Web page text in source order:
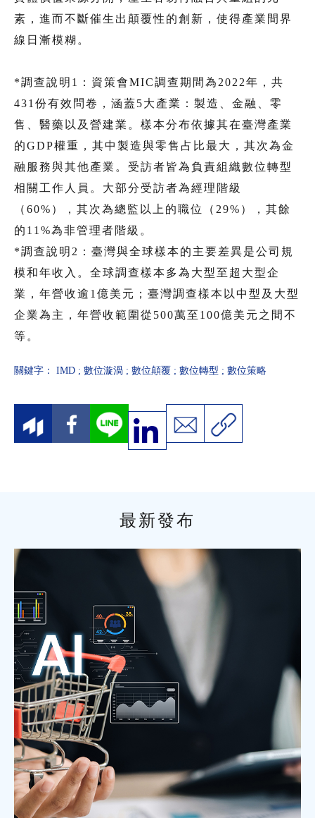
素，進而不斷催生出顛覆性的創新，使得產業間界
線日漸模糊。
*調查說明1：資策會MIC調查期間為2022年，共
431份有效問卷，涵蓋5大產業：製造、金融、零
售、醫藥以及營建業。樣本分布依據其在臺灣產業
的GDP權重，其中製造與零售占比最大，其次為金
融服務與其他產業。受訪者皆為負責組織數位轉型
相關工作人員。大部分受訪者為經理階級
（60%），其次為總監以上的職位（29%），其餘
的11%為非管理者階級。
*調查說明2：臺灣與全球樣本的主要差異是公司規
模和年收入。全球調查樣本多為大型至超大型企
業，年營收逾1億美元；臺灣調查樣本以中型及大型
企業為主，年營收範圍從500萬至100億美元之間不
等。
關鍵字： IMD ; 數位漩渦 ; 數位顛覆 ; 數位轉型 ; 數位策略
最新發布